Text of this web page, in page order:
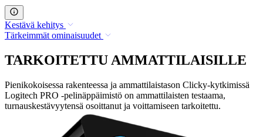
Kestävä kehitys
Tärkeimmät ominaisuudet
TARKOITETTU AMMATTILAISILLE
Pienikokoisessa rakenteessa ja ammattilaistason Clicky-kytkimissä
Logitech PRO -pelinäppäimistö on ammattilaisten testaama,
turnauskestävyytensä osoittanut ja voittamiseen tarkoitettu.